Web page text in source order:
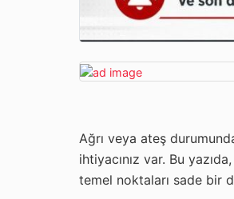
Ağrı veya ateş
ihtiyacınız var. Bu
temel noktaları sade bir